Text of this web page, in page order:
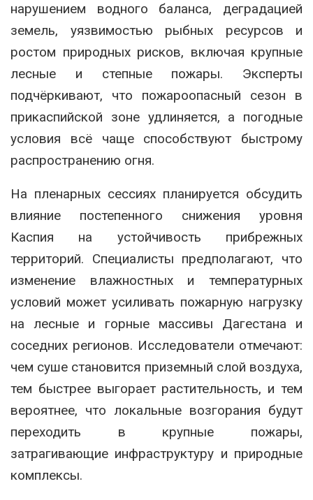
нарушением водного баланса, деградацией
земель, уязвимостью рыбных ресурсов и
ростом природных рисков, включая крупные
лесные и степные пожары. Эксперты
подчёркивают, что пожароопасный сезон в
прикаспийской зоне удлиняется, а погодные
условия всё чаще способствуют быстрому
распространению огня.
На пленарных сессиях планируется обсудить
влияние постепенного снижения уровня
Каспия на устойчивость прибрежных
территорий. Специалисты предполагают, что
изменение влажностных и температурных
условий может усиливать пожарную нагрузку
на лесные и горные массивы Дагестана и
соседних регионов. Исследователи отмечают:
чем суше становится приземный слой воздуха,
тем быстрее выгорает растительность, и тем
вероятнее, что локальные возгорания будут
переходить в крупные пожары,
затрагивающие инфраструктуру и природные
комплексы.